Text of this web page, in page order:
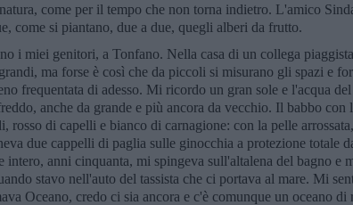
come per il tempo che non torna indietro. L'amico
come si piantano, due a due, quegli alberi da frutto.
i miei genitori, a Tonfano. Nella casa di un collega
ma forse è così che da piccoli si misurano gli spazi e
frequentata di adesso. Mi ricordo un gran sole e l'acqua
anche da grande e più ancora da vecchio. Il babbo con
rosso di capelli e bianco di carnagione: con la pelle
due cappelli di paglia sulle ginocchia a protezione totale
intero, anni cinquanta, mi spingeva sull'altalena del bagno e
stavo nell'auto del tassista che ci portava al mare. Mi
Oceano, credo ci sia ancora e c'è comunque un oceano di